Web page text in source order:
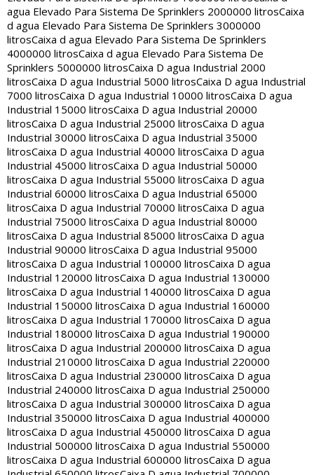
agua Elevado Para Sistema De Sprinklers 2000000 litrosCaixa
d agua Elevado Para Sistema De Sprinklers 3000000
litrosCaixa d agua Elevado Para Sistema De Sprinklers
4000000 litrosCaixa d agua Elevado Para Sistema De
Sprinklers 5000000 litrosCaixa D agua Industrial 2000
litrosCaixa D agua Industrial 5000 litrosCaixa D agua Industrial
7000 litrosCaixa D agua Industrial 10000 litrosCaixa D agua
Industrial 15000 litrosCaixa D agua Industrial 20000
litrosCaixa D agua Industrial 25000 litrosCaixa D agua
Industrial 30000 litrosCaixa D agua Industrial 35000
litrosCaixa D agua Industrial 40000 litrosCaixa D agua
Industrial 45000 litrosCaixa D agua Industrial 50000
litrosCaixa D agua Industrial 55000 litrosCaixa D agua
Industrial 60000 litrosCaixa D agua Industrial 65000
litrosCaixa D agua Industrial 70000 litrosCaixa D agua
Industrial 75000 litrosCaixa D agua Industrial 80000
litrosCaixa D agua Industrial 85000 litrosCaixa D agua
Industrial 90000 litrosCaixa D agua Industrial 95000
litrosCaixa D agua Industrial 100000 litrosCaixa D agua
Industrial 120000 litrosCaixa D agua Industrial 130000
litrosCaixa D agua Industrial 140000 litrosCaixa D agua
Industrial 150000 litrosCaixa D agua Industrial 160000
litrosCaixa D agua Industrial 170000 litrosCaixa D agua
Industrial 180000 litrosCaixa D agua Industrial 190000
litrosCaixa D agua Industrial 200000 litrosCaixa D agua
Industrial 210000 litrosCaixa D agua Industrial 220000
litrosCaixa D agua Industrial 230000 litrosCaixa D agua
Industrial 240000 litrosCaixa D agua Industrial 250000
litrosCaixa D agua Industrial 300000 litrosCaixa D agua
Industrial 350000 litrosCaixa D agua Industrial 400000
litrosCaixa D agua Industrial 450000 litrosCaixa D agua
Industrial 500000 litrosCaixa D agua Industrial 550000
litrosCaixa D agua Industrial 600000 litrosCaixa D agua